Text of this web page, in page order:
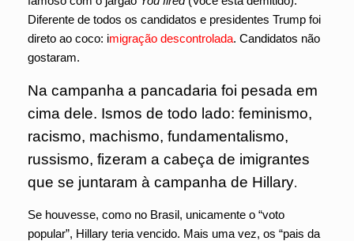
Diferente de todos os candidatos e presidentes Trump foi
direto ao coco: imigração descontrolada. Candidatos não
gostaram.
Na campanha a pancadaria foi pesada em
cima dele. Ismos de todo lado: feminismo,
racismo, machismo, fundamentalismo,
russismo, fizeram a cabeça de imigrantes
que se juntaram à campanha de Hillary.
Se houvesse, como no Brasil, unicamente o “voto
popular”, Hillary teria vencido. Mais uma vez, os “pais da